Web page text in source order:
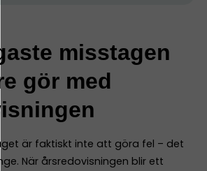
misstagen
gör med
är faktiskt inte att göra fel – det
När årsredovisningen blir ett